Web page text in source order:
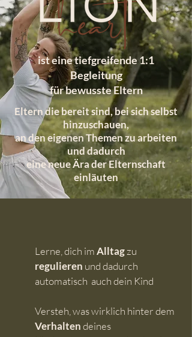
ist eine tiefgreifende 1:1
Begleitung
für bewusste Eltern
Eltern die bereit sind, bei sich selbst
hinzuschauen,
an den eigenen Themen zu arbeiten
und dadurch
eine neue Ära der Elternschaft
einläuten
Lerne, dich imAlltagzu
regulieren und dadurch
automatisch auch dein Kind
Versteh, was wirklich hinter dem
Verhaltendeines